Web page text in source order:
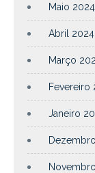
Maio 2024
Abril 2024
Março
Fevereiro
Janeiro